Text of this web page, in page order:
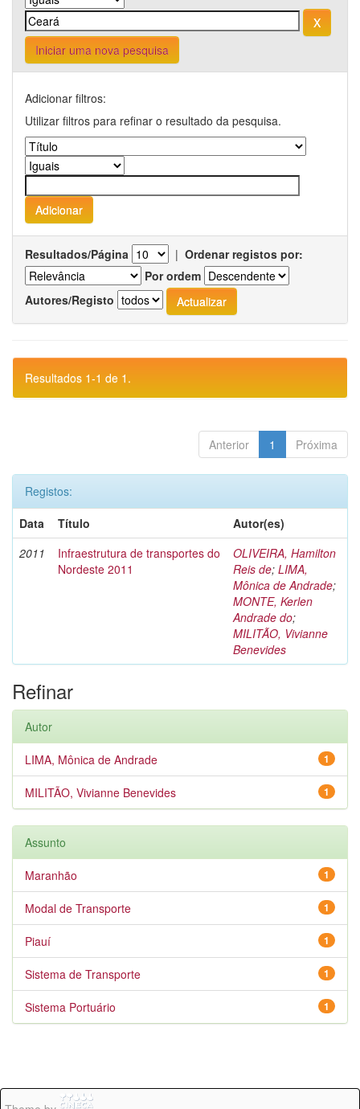
Iniciar uma nova pesquisa
Adicionar filtros:
Utilizar filtros para refinar o resultado da pesquisa.
Resultados/Página | Ordenar registos por:
Por ordem
Autores/Registo
Resultados 1-1 de 1.
Anterior 1 Próxima
Registos:
Data
Título
Autor(es)
2011
Infraestrutura de transportes do
Nordeste 2011
OLIVEIRA, Hamilton
Reis de; LIMA,
Mônica de Andrade;
MONTE, Kerlen
Andrade do;
MILITÃO, Vivianne
Benevides
Refinar
Autor
1
LIMA, Mônica de Andrade
1
MILITÃO, Vivianne Benevides
Assunto
1
Maranhão
1
Modal de Transporte
1
Piauí
1
Sistema de Transporte
1
Sistema Portuário